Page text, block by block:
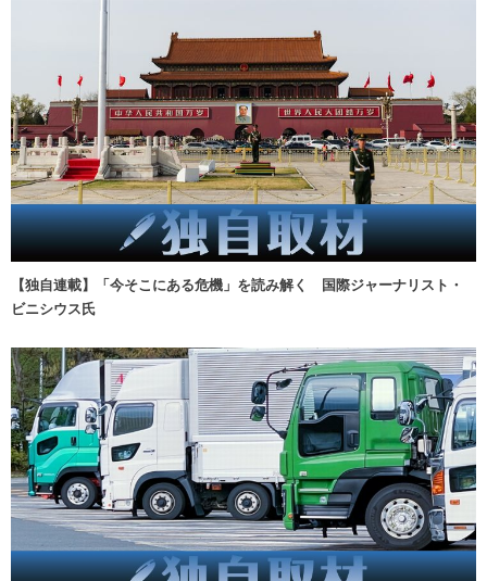
【独自連載】「今そこにある危機」を読み解く 国際ジャーナリスト・
ビニシウス氏